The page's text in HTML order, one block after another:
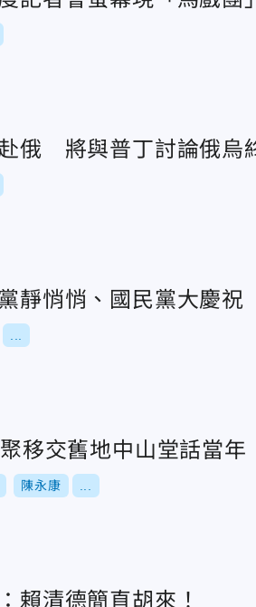
俄 將與普丁討論俄烏
靜悄悄、國民黨大慶祝
移交舊地中山堂話當年
陳永康
清德簡直胡來！